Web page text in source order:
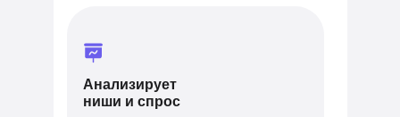
Анализирует
ниши и спрос